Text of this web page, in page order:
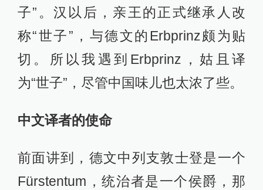
子”。汉以后，亲王的正式继承人改
称“世子”，与德文的Erbprinz颇为贴
切。所以我遇到Erbprinz，姑且译
为“世子”，尽管中国味儿也太浓了些。
中文译者的使命
前面讲到，德文中列支敦士登是一个
Fürstentum，统治者是一个侯爵，那